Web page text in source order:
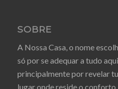
SOBRE
A Nossa Casa, o nome
só por se adequar a tudo
principalmente por revelar
lugar onde reside o